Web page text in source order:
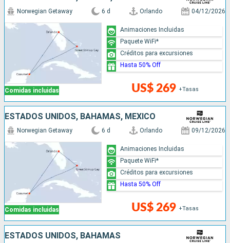
Comidas incluidas
Norwegian Getaway 6 d Orlando 04/12/2026
US$ 269 +Tasas
Animaciones Incluidas
Paquete WiFi*
Créditos para excursiones
Hasta 50% Off
ESTADOS UNIDOS, BAHAMAS, MÉXICO
Comidas incluidas
Norwegian Getaway 6 d Orlando 09/12/2026
US$ 269 +Tasas
Animaciones Incluidas
Paquete WiFi*
Créditos para excursiones
Hasta 50% Off
ESTADOS UNIDOS, BAHAMAS